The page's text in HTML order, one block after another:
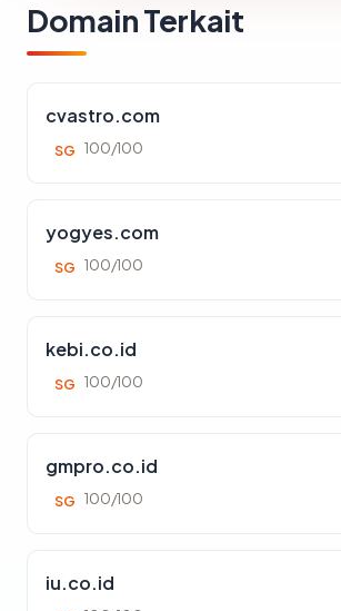
Domain Terkait
cvastro.com
SG 100/100
yogyes.com
SG 100/100
kebi.co.id
SG 100/100
gmpro.co.id
SG 100/100
iu.co.id